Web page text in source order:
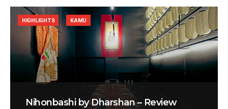
Nihonbashi by Dharshan – Review
HIGHLIGHTS KAMU